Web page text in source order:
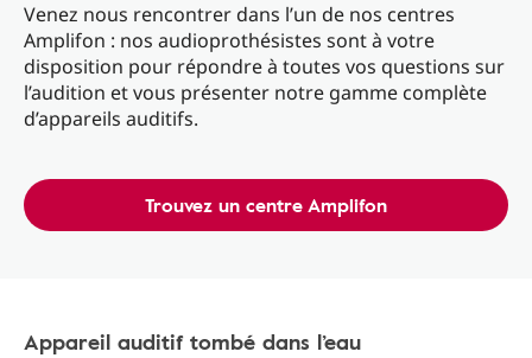
Venez nous rencontrer dans l’un de nos centres
Amplifon : nos audioprothésistes sont à votre
disposition pour répondre à toutes vos questions sur
l’audition et vous présenter notre gamme complète
d’appareils auditifs.
Trouvez un centre Amplifon
Appareil auditif tombé dans l’eau